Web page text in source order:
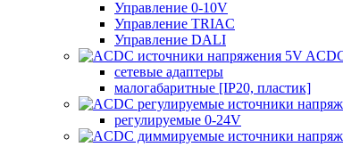
Управление 0-10V
Управление TRIAC
Управление DALI
сетевые адаптеры
малогабаритные [IP20, пластик]
регулируемые 0-24V